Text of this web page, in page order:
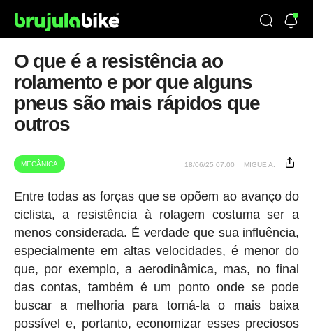
O que é a resistência ao
rolamento e por que alguns
pneus são mais rápidos que
outros
MECÂNICA 18/06/25 07:00 MIGUE A.
Entre todas as forças que se opõem ao avanço do
ciclista, a resistência à rolagem costuma ser a
menos considerada. É verdade que sua influência,
especialmente em altas velocidades, é menor do
que, por exemplo, a aerodinâmica, mas, no final
das contas, também é um ponto onde se pode
buscar a melhoria para torná-la o mais baixa
possível e, portanto, economizar esses preciosos